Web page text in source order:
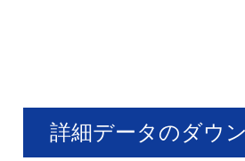
詳細データのダウ